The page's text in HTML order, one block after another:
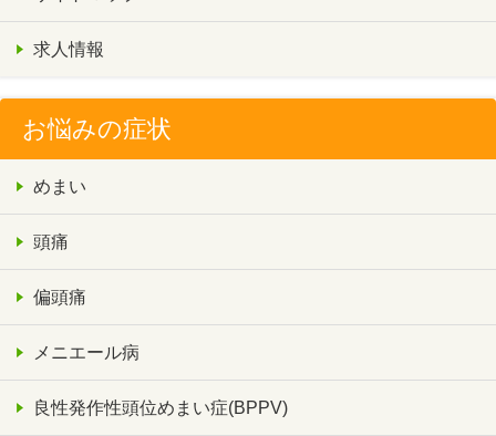
求人情報
お悩みの症状
めまい
頭痛
偏頭痛
メニエール病
良性発作性頭位めまい症(BPPV)